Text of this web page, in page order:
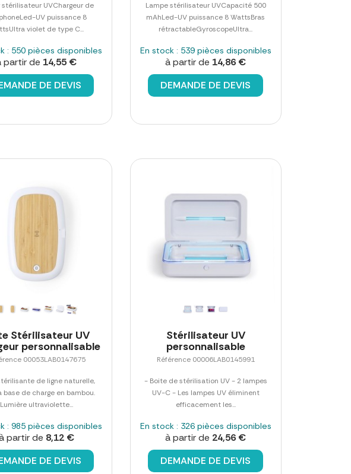
stérilisateur UVChargeur de
UV puissance 8
violet de type C...
: 550 pièces disponibles
partir de 14,55 €
DE DEVIS
Lampe stérilisateur UVCapacité 500
mAhLed-UV puissance 8 WattsBras
rétractableGyroscopeUltra...
En stock : 539 pièces disponibles
à partir de 14,86 €
DEMANDE DE DEVIS
Stérilisateur UV
personnalisable
00053LAB0147675
de ligne naturelle,
base de charge en bambou.
Lumière ultraviolette...
: 985 pièces disponibles
partir de 8,12 €
DE DEVIS
Stérilisateur UV
personnalisable
Référence 00006LAB0145991
- Boite de stérilisation UV - 2 lampes
UV-C - Les lampes UV éliminent
efficacement les...
En stock : 326 pièces disponibles
à partir de 24,56 €
DEMANDE DE DEVIS